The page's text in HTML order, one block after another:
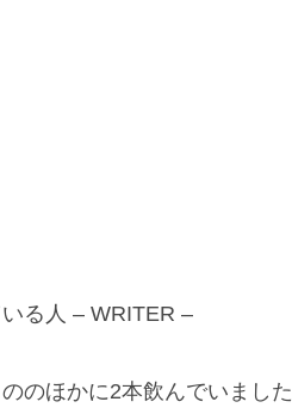
る人 – WRITER –
のほかに2本飲んでいました